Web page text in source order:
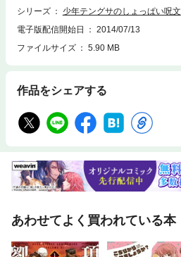
シリーズ
少年テングサのしょっぱい呪文
電子版配信開始日
2014/07/13
ファイルサイズ
5.90 MB
作品をシェアする
あわせてよく買われている本